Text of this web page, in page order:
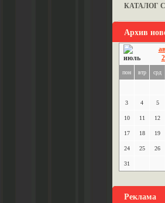
КАТАЛОГ
Архив
пон втр срд
3 4 5
10 11 12
17 18 19
24 25 26
31
Реклама